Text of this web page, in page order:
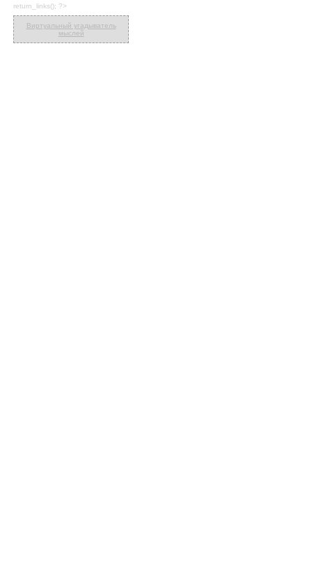
return_links(); ?>
Виртуальный угадыватель
мыслей